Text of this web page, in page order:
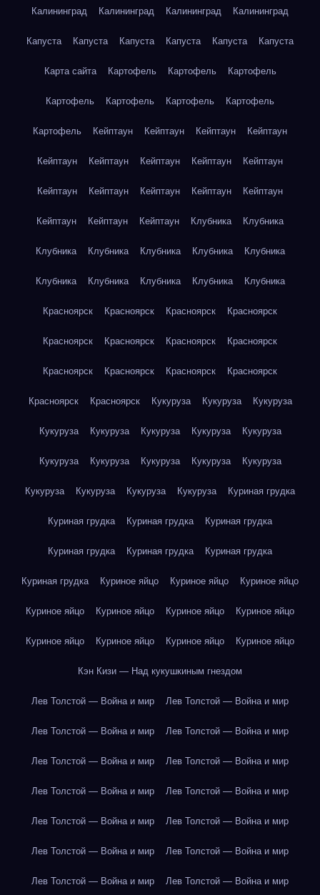
Калининград Калининград Калининград Калининград
Капуста Капуста Капуста Капуста Капуста Капуста
Карта сайта Картофель Картофель Картофель
Картофель Картофель Картофель Картофель
Картофель Кейптаун Кейптаун Кейптаун Кейптаун
Кейптаун Кейптаун Кейптаун Кейптаун Кейптаун
Кейптаун Кейптаун Кейптаун Кейптаун Кейптаун
Кейптаун Кейптаун Кейптаун Клубника Клубника
Клубника Клубника Клубника Клубника Клубника
Клубника Клубника Клубника Клубника Клубника
Красноярск Красноярск Красноярск Красноярск
Красноярск Красноярск Красноярск Красноярск
Красноярск Красноярск Красноярск Красноярск
Красноярск Красноярск Кукуруза Кукуруза Кукуруза
Кукуруза Кукуруза Кукуруза Кукуруза Кукуруза
Кукуруза Кукуруза Кукуруза Кукуруза Кукуруза
Кукуруза Кукуруза Кукуруза Кукуруза Куриная грудка
Куриная грудка Куриная грудка Куриная грудка
Куриная грудка Куриная грудка Куриная грудка
Куриная грудка Куриное яйцо Куриное яйцо Куриное яйцо
Куриное яйцо Куриное яйцо Куриное яйцо Куриное яйцо
Куриное яйцо Куриное яйцо Куриное яйцо Куриное яйцо
Кэн Кизи — Над кукушкиным гнездом
Лев Толстой — Война и мир Лев Толстой — Война и мир
Лев Толстой — Война и мир Лев Толстой — Война и мир
Лев Толстой — Война и мир Лев Толстой — Война и мир
Лев Толстой — Война и мир Лев Толстой — Война и мир
Лев Толстой — Война и мир Лев Толстой — Война и мир
Лев Толстой — Война и мир Лев Толстой — Война и мир
Лев Толстой — Война и мир Лев Толстой — Война и мир